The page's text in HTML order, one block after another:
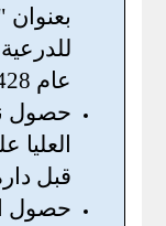
بعنوان
عام 1428هـ
حصول
قبل
حصول